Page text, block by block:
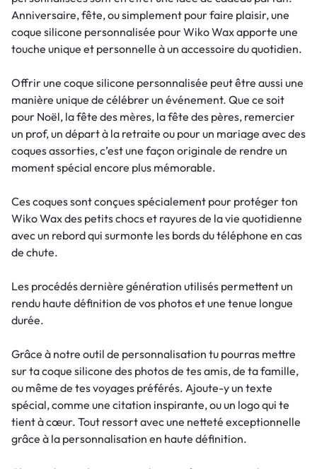
Anniversaire, fête, ou simplement pour faire plaisir, une
coque silicone personnalisée pour Wiko Wax apporte une
touche unique et personnelle à un accessoire du quotidien.
Offrir une coque silicone personnalisée peut être aussi une
manière unique de célébrer un événement. Que ce soit
pour Noël, la fête des mères, la fête des pères, remercier
un prof, un départ à la retraite ou pour un mariage avec des
coques assorties, c’est une façon originale de rendre un
moment spécial encore plus mémorable.
Ces coques sont conçues spécialement pour protéger ton
Wiko Wax des petits chocs et rayures de la vie quotidienne
avec un rebord qui surmonte les bords du téléphone en cas
de chute.
Les procédés dernière génération utilisés permettent un
rendu haute définition de vos photos et une tenue longue
durée.
Grâce à notre outil de personnalisation tu pourras mettre
sur ta coque silicone des photos de tes amis, de ta famille,
ou même de tes voyages préférés. Ajoute-y un texte
spécial, comme une citation inspirante, ou un logo qui te
tient à cœur. Tout ressort avec une netteté exceptionnelle
grâce à la personnalisation en haute définition.